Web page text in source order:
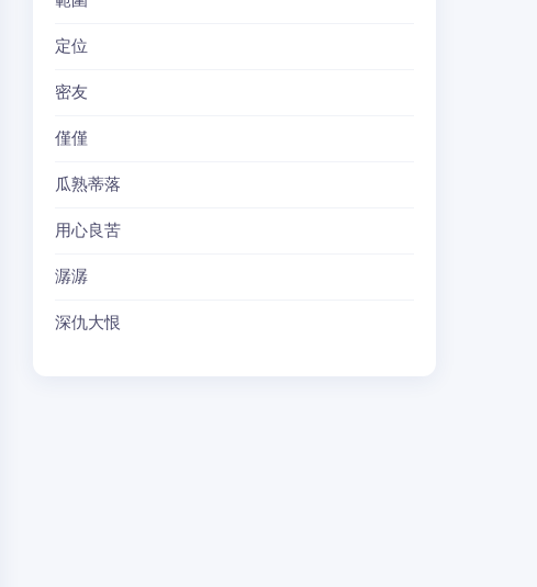
定位
密友
僅僅
瓜熟蒂落
用心良苦
潺潺
深仇大恨